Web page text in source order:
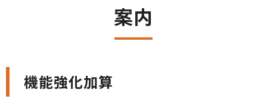
案内
機能強化加算